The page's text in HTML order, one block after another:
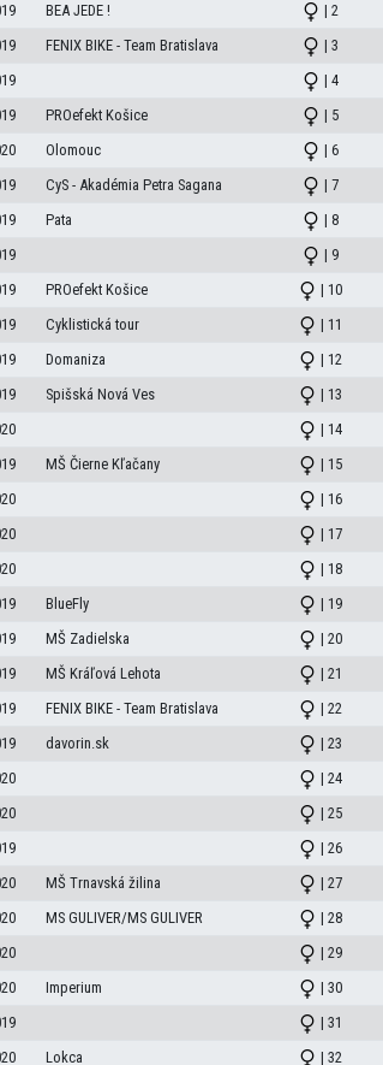
BEA JEDE ! | 2
FENIX BIKE - Team Bratislava | 3
| 4
PROefekt Košice | 5
Olomouc | 6
CyS - Akadémia Petra Sagana | 7
Pata | 8
| 9
PROefekt Košice | 10
Cyklistická tour | 11
Domaniza | 12
Spišská Nová Ves | 13
| 14
MŠ Čierne Kľačany | 15
| 16
| 17
| 18
BlueFly | 19
MŠ Zadielska | 20
MŠ Kráľová Lehota | 21
FENIX BIKE - Team Bratislava | 22
davorin.sk | 23
| 24
| 25
| 26
MŠ Trnavská žilina | 27
MS GULIVER/MS GULIVER | 28
| 29
Imperium | 30
| 31
Lokca | 32